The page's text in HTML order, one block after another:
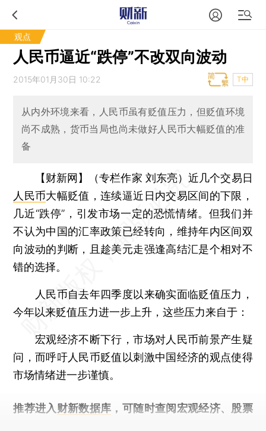
观点
人民币逼近“跌停”不改双向波动
2015年01月30日 10:22 T中
从内外环境来看，人民币虽有贬值压力，但贬值环境
尚不成熟，货币当局也尚未做好人民币大幅贬值的准
备
【财新网】（专栏作家 刘东亮）近几个交易日
人民币大幅贬值，连续逼近日内交易区间的下限，
几近“跌停”，引发市场一定的恐慌情绪。但我们并
不认为中国的汇率政策已经转向，维持年内区间双
向波动的判断，且趁美元走强逢高结汇是个相对不
错的选择。
人民币自去年四季度以来确实面临贬值压力，
今年以来贬值压力进一步上升，这些压力来自于：
宏观经济不断下行，市场对人民币前景产生疑
问，而呼吁人民币贬值以刺激中国经济的观点使得
市场情绪进一步谨慎。
推荐进入 财新数据库 ，可随时查阅宏观经济、股票